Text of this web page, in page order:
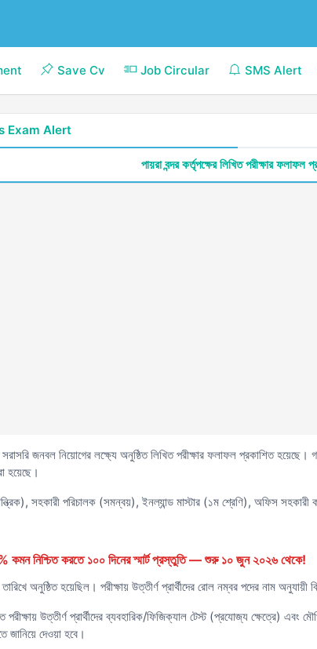
Save Cv Job Circular SMS Alert
Exam Alert
পায়রা বন্দর কর্তৃপক্ষের লিখিত পরীক্ষার ফলাফল
সরাসরি জনবল নিয়োগের লক্ষ্যে অনুষ্ঠিত লিখিত পরীক্ষার ফলাফল প্রকাশিত
হয়েছে।
সহকারী পরিচালক (সমন্বয়), ইনল্যান্ড মাস্টার (১ম শ্রেণি), অফিস সহকারী
কমন নিশ্চিত করতে ১০০ দিনের স্মার্ট প্রস্তুতি — শুরু ১০ জুন ২০২৬ থেকে!
অনুষ্ঠিত হয়েছিল। পরীক্ষায় উত্তীর্ণ প্রার্থীদের রোল নম্বর পদের নাম অনুযায়ী
পরীক্ষায় উত্তীর্ণ প্রার্থীদের ব্যবহারিক/ফিজিক্যাল টেস্ট (প্রযোজ্য ক্ষেত্রে) এবং
দেওয়া হবে।